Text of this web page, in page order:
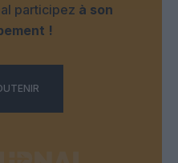
participez à son
!